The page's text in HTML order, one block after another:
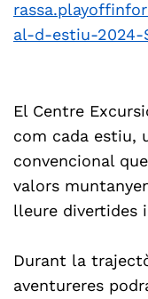
al-d-estiu-2024-
El Centre
com cada estiu,
convencional
valors
lleure divertides
Durant la
aventureres